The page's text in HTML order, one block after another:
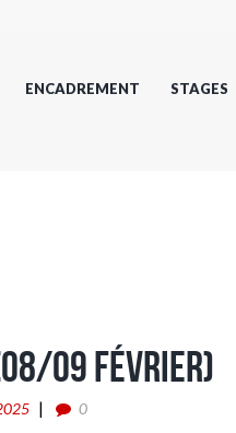
ENCADREMENT STAGES
09 Février)
0